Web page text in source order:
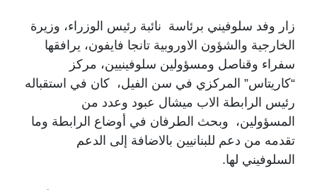
زار وفد سلوفيني برئاسة نائبة رئيس الوزراء، وزيرة
الخارجية والشؤون الاوروبية تانجا فايفون، يرافقها
سفراء وقناصل ومسؤولين سلوفينيين، مركز
“كاريتاس” المركزي في سن الفيل، كان في استقباله
رئيس الرابطة الاب ميشال عبود وعدد من
المسؤولين، وبحث الطرفان في أوضاع الرابطة وما
تقدمه من دعم للبنانيين بالاضافة إلى الدعم
السلوفيني لها.